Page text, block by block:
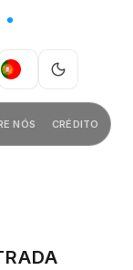
PT
NÓS CRÉDITO